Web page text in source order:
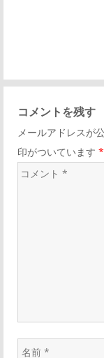
コメントを残す
メールアドレスが
印がついています *